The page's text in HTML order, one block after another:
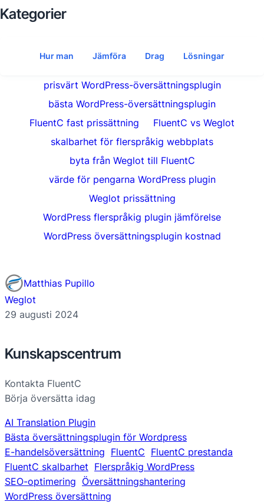
Kategorier
Hur man Jämföra Drag Lösningar
prisvärt WordPress-översättningsplugin
bästa WordPress-översättningsplugin
FluentC fast prissättning
FluentC vs Weglot
skalbarhet för flerspråkig webbplats
byta från Weglot till FluentC
värde för pengarna WordPress plugin
Weglot prissättning
WordPress flerspråkig plugin jämförelse
WordPress översättningsplugin kostnad
Matthias Pupillo
Weglot
29 augusti 2024
Kunskapscentrum
Kontakta FluentC
Börja översätta idag
AI Translation Plugin
Bästa översättningsplugin för Wordpress
E-handelsöversättning FluentC FluentC prestanda
FluentC skalbarhet Flerspråkig WordPress
SEO-optimering Översättningshantering
WordPress översättning